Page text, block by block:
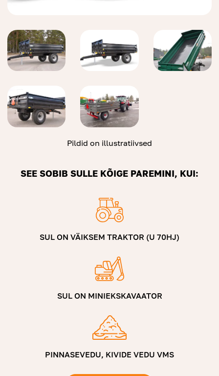
Pildid on illustratiivsed
SEE SOBIB SULLE KÕIGE PAREMINI, KUI:
SUL ON VÄIKSEM TRAKTOR (U 70HJ)
SUL ON MINIEKSKAVAATOR
PINNASEVEDU, KIVIDE VEDU VMS